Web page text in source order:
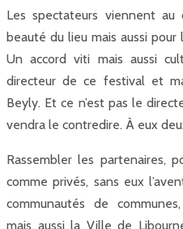
Les spectateurs viennent
beauté du lieu mais aussi
Un accord viti mais aussi
directeur de ce festival et
Beyly. Et ce n’est pas le
vendra le contredire. À eux
Rassembler les partenaires,
comme privés, sans eux
communautés de
mais aussi la Ville de